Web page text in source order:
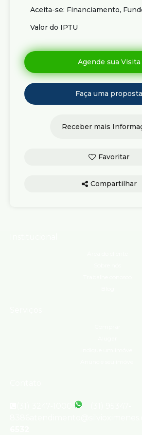
Aceita-se: Financiamento,
Valor do IPTU
Compartilhar